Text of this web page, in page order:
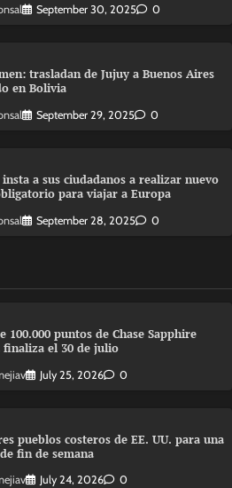
September 30, 2025 0
trasladan de Jujuy a Buenos Aires
en Bolivia
September 29, 2025 0
a sus ciudadanos a realizar nuevo
para viajar a Europa
September 28, 2025 0
100.000 puntos de Chase Sapphire
finaliza el 30 de julio
July 25, 2026 0
pueblos costeros de EE. UU. para una
fin de semana
July 24, 2026 0